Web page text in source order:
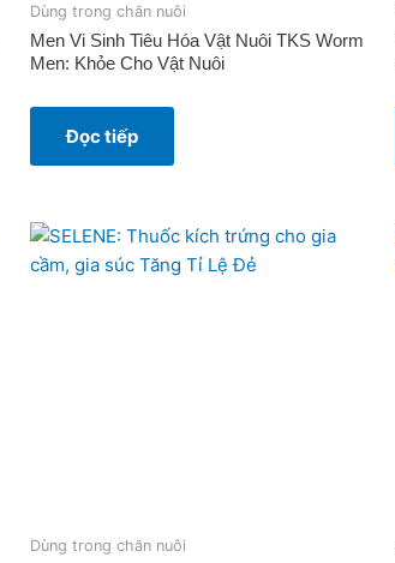
Dùng trong chăn nuôi
Men Vi Sinh Tiêu Hóa Vật Nuôi TKS Worm
Men: Khỏe Cho Vật Nuôi
Đọc tiếp
Dùng trong chăn nuôi